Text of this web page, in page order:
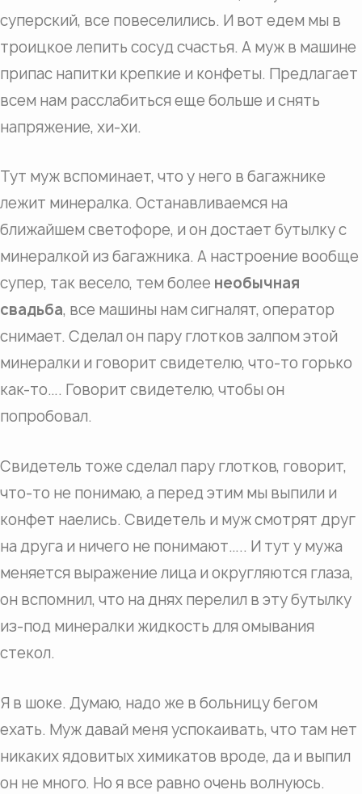
суперский, все повеселились. И вот едем мы в
троицкое лепить сосуд счастья. А муж в машине
припас напитки крепкие и конфеты. Предлагает
всем нам расслабиться еще больше и снять
напряжение, хи-хи.
Тут муж вспоминает, что у него в багажнике
лежит минералка. Останавливаемся на
ближайшем светофоре, и он достает бутылку с
минералкой из багажника. А настроение вообще
супер, так весело, тем более необычная
свадьба, все машины нам сигналят, оператор
снимает. Сделал он пару глотков залпом этой
минералки и говорит свидетелю, что-то горько
как-то…. Говорит свидетелю, чтобы он
попробовал.
Свидетель тоже сделал пару глотков, говорит,
что-то не понимаю, а перед этим мы выпили и
конфет наелись. Свидетель и муж смотрят друг
на друга и ничего не понимают….. И тут у мужа
меняется выражение лица и округляются глаза,
он вспомнил, что на днях перелил в эту бутылку
из-под минералки жидкость для омывания
стекол.
Я в шоке. Думаю, надо же в больницу бегом
ехать. Муж давай меня успокаивать, что там нет
никаких ядовитых химикатов вроде, да и выпил
он не много. Но я все равно очень волнуюсь.